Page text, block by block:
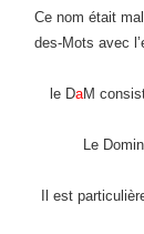
Ce nom était
des-Mots avec
le DaM
Le
Il est